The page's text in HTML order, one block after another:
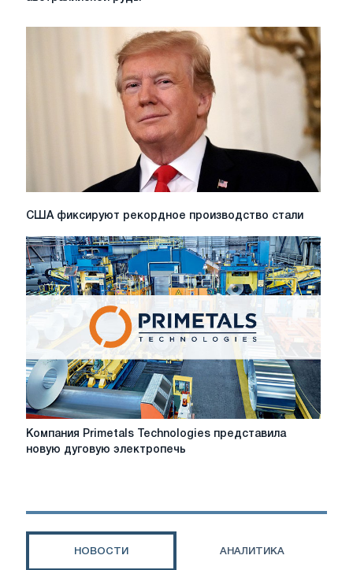
будут
США
рекордное
производство
стали
США фиксируют рекордное производство стали
Компания
дуговую
Компания Primetals Technologies представила
новую дуговую электропечь
НОВОСТИ АНАЛИТИКА